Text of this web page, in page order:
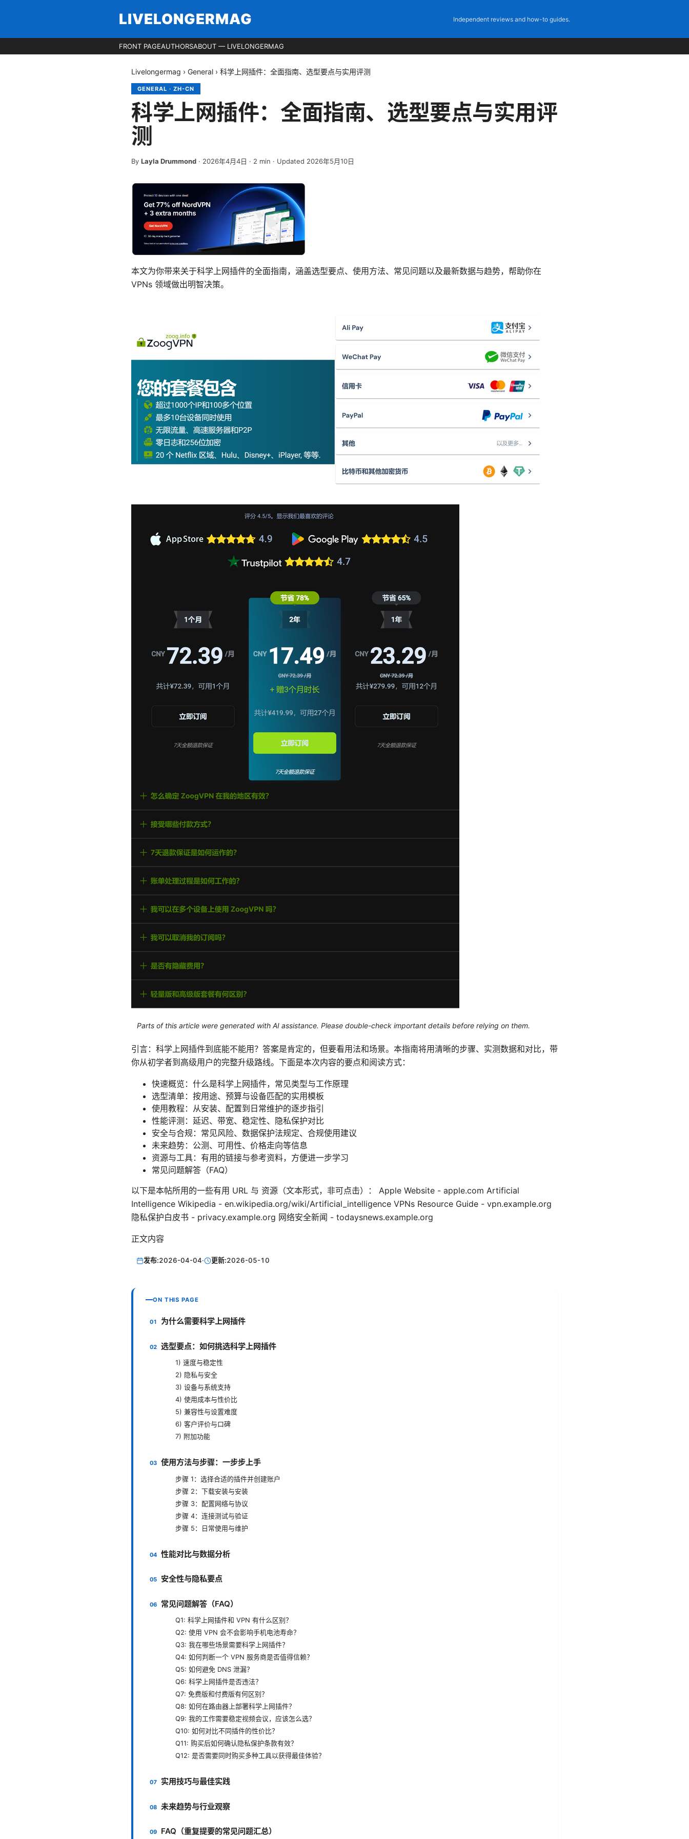
LIVELONGERMAG Independent reviews and how-to guides.
FRONT PAGEAUTHORSABOUT — LIVELONGERMAG
Livelongermag › General › 科学上网插件：全面指南、选型要点与实用评测
GENERAL · ZH-CN
科学上网插件：全面指南、选型要点与实用评
测
By Layla Drummond · 2026年4月4日 · 2 min · Updated 2026年5月10日
本文为你带来关于科学上网插件的全面指南，涵盖选型要点、使用方法、常见问题以及最新数据与趋势，帮助你在
VPNs 领域做出明智决策。
Parts of this article were generated with AI assistance. Please double-check important details before relying on them.
引言：科学上网插件到底能不能用？答案是肯定的，但要看用法和场景。本指南将用清晰的步骤、实测数据和对比，带
你从初学者到高级用户的完整升级路线。下面是本次内容的要点和阅读方式：
快速概览：什么是科学上网插件，常见类型与工作原理
选型清单：按用途、预算与设备匹配的实用模板
使用教程：从安装、配置到日常维护的逐步指引
性能评测：延迟、带宽、稳定性、隐私保护对比
安全与合规：常见风险、数据保护法规定、合规使用建议
未来趋势：公测、可用性、价格走向等信息
资源与工具：有用的链接与参考资料，方便进一步学习
常见问题解答（FAQ）
以下是本帖所用的一些有用 URL 与 资源（文本形式，非可点击）： Apple Website - apple.com Artificial
Intelligence Wikipedia - en.wikipedia.org/wiki/Artificial_intelligence VPNs Resource Guide - vpn.example.org
隐私保护白皮书 - privacy.example.org 网络安全新闻 - todaysnews.example.org
正文内容
发布:2026-04-04· 更新:2026-05-10
ON THIS PAGE
为什么需要科学上网插件
选型要点：如何挑选科学上网插件
1) 速度与稳定性
2) 隐私与安全
3) 设备与系统支持
4) 使用成本与性价比
5) 兼容性与设置难度
6) 客户评价与口碑
7) 附加功能
使用方法与步骤：一步步上手
步骤 1：选择合适的插件并创建账户
步骤 2：下载安装与安装
步骤 3：配置网络与协议
步骤 4：连接测试与验证
步骤 5：日常使用与维护
性能对比与数据分析
安全性与隐私要点
常见问题解答（FAQ）
Q1: 科学上网插件和 VPN 有什么区别？
Q2: 使用 VPN 会不会影响手机电池寿命？
Q3: 我在哪些场景需要科学上网插件？
Q4: 如何判断一个 VPN 服务商是否值得信赖？
Q5: 如何避免 DNS 泄漏？
Q6: 科学上网插件是否违法？
Q7: 免费版和付费版有何区别？
Q8: 如何在路由器上部署科学上网插件？
Q9: 我的工作需要稳定视频会议，应该怎么选？
Q10: 如何对比不同插件的性价比？
Q11: 购买后如何确认隐私保护条款有效？
Q12: 是否需要同时购买多种工具以获得最佳体验？
实用技巧与最佳实践
未来趋势与行业观察
FAQ（重复提要的常见问题汇总）